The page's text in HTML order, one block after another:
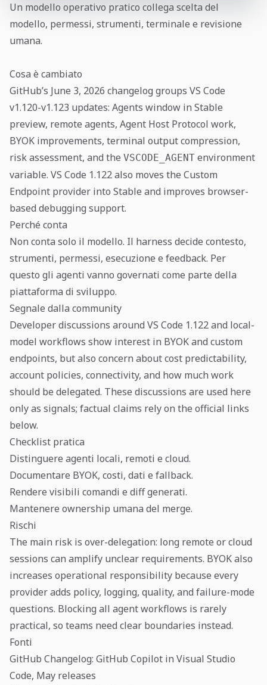
Un modello operativo pratico collega scelta del
modello, permessi, strumenti, terminale e revisione
umana.
Cosa è cambiato
GitHub’s June 3, 2026 changelog groups VS Code
v1.120-v1.123 updates: Agents window in Stable
preview, remote agents, Agent Host Protocol work,
BYOK improvements, terminal output compression,
risk assessment, and the VSCODE_AGENT environment
variable. VS Code 1.122 also moves the Custom
Endpoint provider into Stable and improves browser-
based debugging support.
Perché conta
Non conta solo il modello. Il harness decide contesto,
strumenti, permessi, esecuzione e feedback. Per
questo gli agenti vanno governati come parte della
piattaforma di sviluppo.
Segnale dalla community
Developer discussions around VS Code 1.122 and local-
model workflows show interest in BYOK and custom
endpoints, but also concern about cost predictability,
account policies, connectivity, and how much work
should be delegated. These discussions are used here
only as signals; factual claims rely on the official links
below.
Checklist pratica
Distinguere agenti locali, remoti e cloud.
Documentare BYOK, costi, dati e fallback.
Rendere visibili comandi e diff generati.
Mantenere ownership umana del merge.
Rischi
The main risk is over-delegation: long remote or cloud
sessions can amplify unclear requirements. BYOK also
increases operational responsibility because every
provider adds policy, logging, quality, and failure-mode
questions. Blocking all agent workflows is rarely
practical, so teams need clear boundaries instead.
Fonti
GitHub Changelog: GitHub Copilot in Visual Studio
Code, May releases